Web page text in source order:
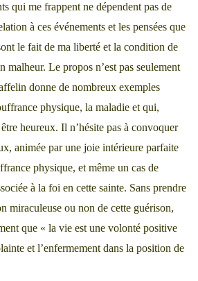
qui me frappent ne dépendent pas de
à ces événements et les pensées que
le fait de ma liberté et la condition de
malheur. Le propos n’est pas seulement
donne de nombreux exemples
physique, la maladie et qui,
heureux. Il n’hésite pas à convoquer
animée par une joie intérieure parfaite
physique, et même un cas de
à la foi en cette sainte. Sans prendre
miraculeuse ou non de cette guérison,
que « la vie est une volonté positive
et l’enfermement dans la position de